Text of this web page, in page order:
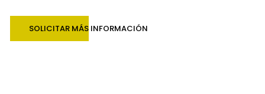
SOLICITAR MÁS INFORMACIÓN